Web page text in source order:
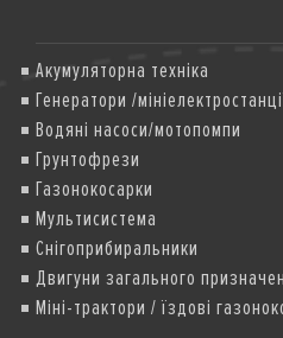
Акумуляторна техніка
Генератори /
Водяні насоси/мотопомпи
Грунтофрези
Газонокосарки
Мультисистема
Снігоприбиральники
Двигуни загального
Міні-трактори / їздові